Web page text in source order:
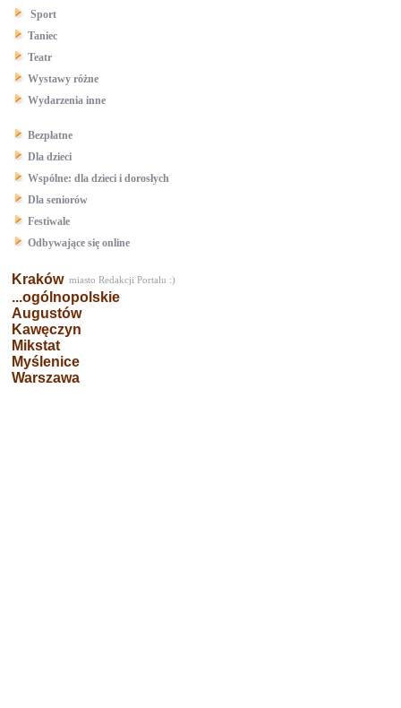
Sport
Taniec
Teatr
Wystawy różne
Wydarzenia inne
Bezpłatne
Dla dzieci
Wspólne: dla dzieci i dorosłych
Dla seniorów
Festiwale
Odbywające się online
Kraków miasto Redakcji Portalu :)
...ogólnopolskie
Augustów
Kawęczyn
Mikstat
Myślenice
Warszawa